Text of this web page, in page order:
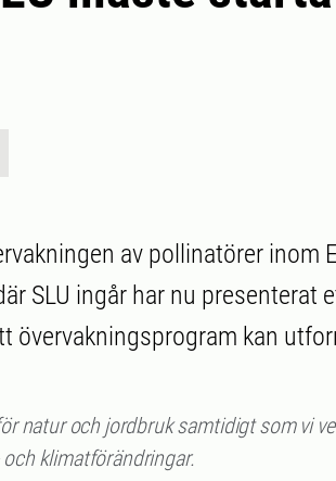
av pollinatörer inom
SLU ingår har nu presenterat
övervakningsprogram kan
natur och jordbruk samtidigt som vi
klimatförändringar.